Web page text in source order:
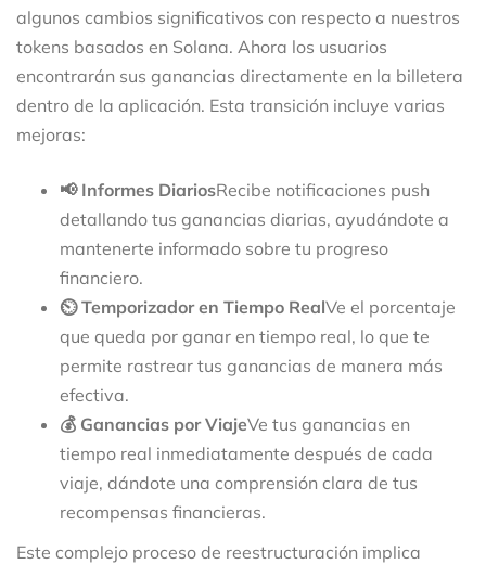
algunos cambios significativos con respecto a nuestros
tokens basados en Solana. Ahora los usuarios
encontrarán sus ganancias directamente en la billetera
dentro de la aplicación. Esta transición incluye varias
mejoras:
📢 Informes DiariosRecibe notificaciones push
detallando tus ganancias diarias, ayudándote a
mantenerte informado sobre tu progreso
financiero.
⏲️ Temporizador en Tiempo RealVe el porcentaje
que queda por ganar en tiempo real, lo que te
permite rastrear tus ganancias de manera más
efectiva.
💰 Ganancias por ViajeVe tus ganancias en
tiempo real inmediatamente después de cada
viaje, dándote una comprensión clara de tus
recompensas financieras.
Este complejo proceso de reestructuración implica